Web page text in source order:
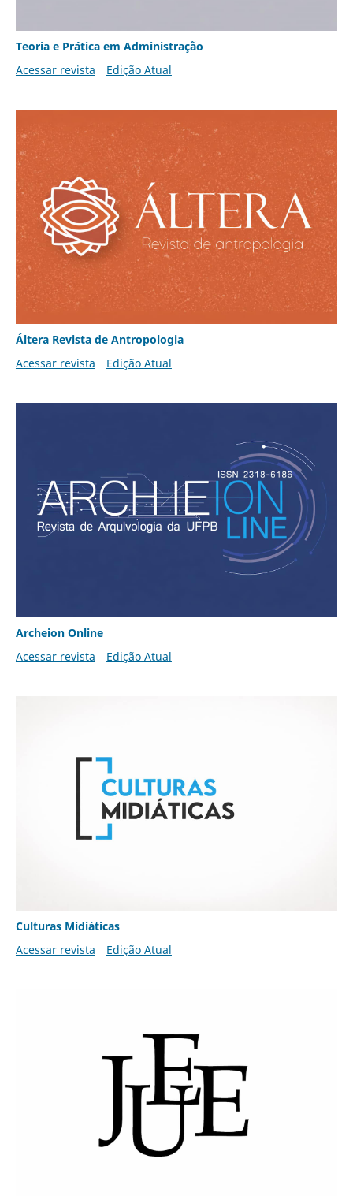
Teoria e Prática em Administração
Acessar revista
Edição Atual
Áltera Revista de Antropologia
Acessar revista
Edição Atual
Archeion Online
Acessar revista
Edição Atual
Culturas Midiáticas
Acessar revista
Edição Atual